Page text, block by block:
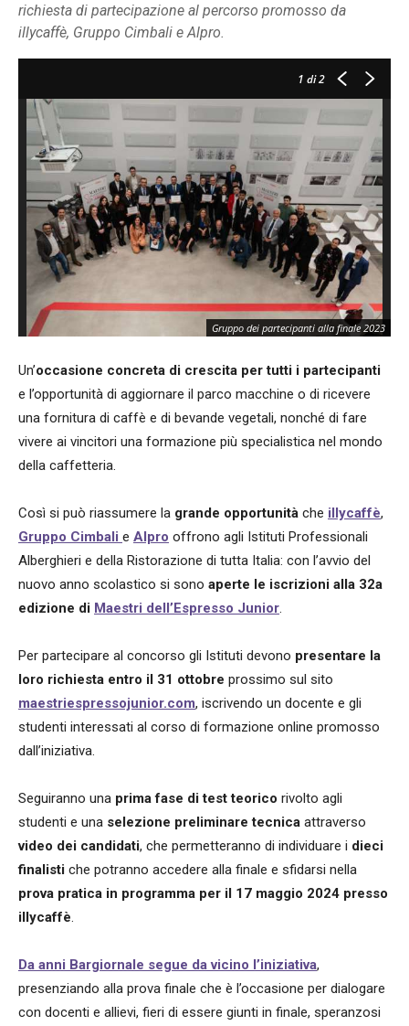
richiesta di partecipazione al percorso promosso da
illycaffè, Gruppo Cimbali e Alpro.
1 di 2
Gruppo dei partecipanti alla finale 2023
Un’occasione concreta di crescita per tutti i partecipanti
e l’opportunità di aggiornare il parco macchine o di ricevere
una fornitura di caffè e di bevande vegetali, nonché di fare
vivere ai vincitori una formazione più specialistica nel mondo
della caffetteria.
Così si può riassumere la grande opportunità che illycaffè,
Gruppo Cimbali e Alpro offrono agli Istituti Professionali
Alberghieri e della Ristorazione di tutta Italia: con l’avvio del
nuovo anno scolastico si sono aperte le iscrizioni alla 32a
edizione di Maestri dell’Espresso Junior.
Per partecipare al concorso gli Istituti devono presentare la
loro richiesta entro il 31 ottobre prossimo sul sito
maestriespressojunior.com, iscrivendo un docente e gli
studenti interessati al corso di formazione online promosso
dall’iniziativa.
Seguiranno una prima fase di test teorico rivolto agli
studenti e una selezione preliminare tecnica attraverso
video dei candidati, che permetteranno di individuare i dieci
finalisti che potranno accedere alla finale e sfidarsi nella
prova pratica in programma per il 17 maggio 2024 presso
illycaffè.
Da anni Bargiornale segue da vicino l’iniziativa,
presenziando alla prova finale che è l’occasione per dialogare
con docenti e allievi, fieri di essere giunti in finale, speranzosi